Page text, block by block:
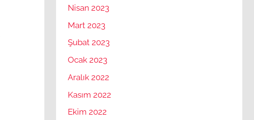
Nisan 2023
Mart 2023
Şubat 2023
Ocak 2023
Aralık 2022
Kasım 2022
Ekim 2022